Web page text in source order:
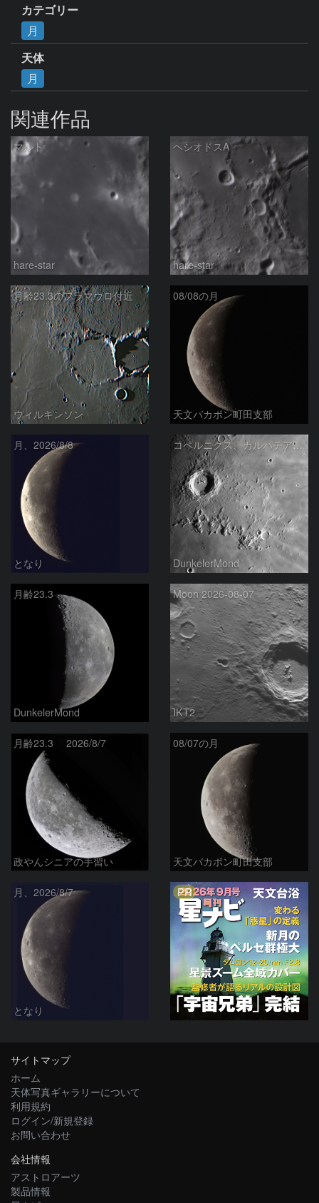
カテゴリー
月
天体
月
関連作品
マルト
hare-star
ヘシオドスA
hare-star
月齢23.3のフラマウロ付近
ウィルキンソン
08/08の月
天文バカボン町田支部
月、2026/8/8
となり
コペルニクス、カルパチア山脈付近
DunkelerMond
月齢23.3
DunkelerMond
Moon 2026-08-07
IKT2
月齢23.3 2026/8/7
政やんシニアの手習い
08/07の月
天文バカボン町田支部
月、2026/8/7
となり
PR
サイトマップ
ホーム
天体写真ギャラリーについて
利用規約
ログイン/新規登録
お問い合わせ
会社情報
アストロアーツ
製品情報